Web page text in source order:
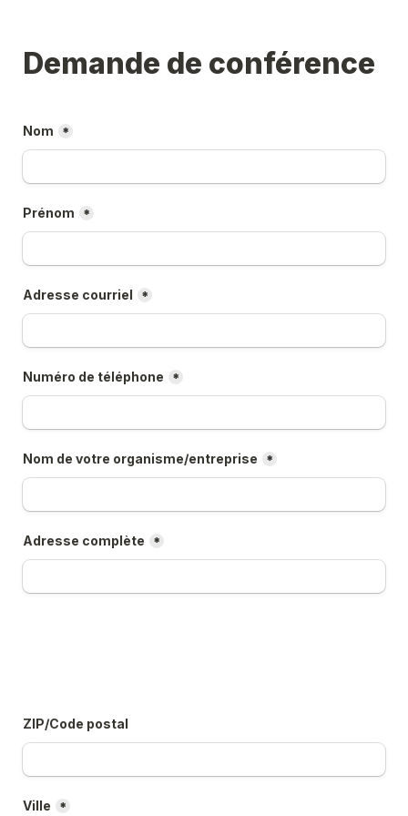
Demande de conférence
Nom *
Prénom *
Adresse courriel *
Numéro de téléphone *
Nom de votre organisme/entreprise *
Adresse complète *
ZIP/Code postal
Ville *